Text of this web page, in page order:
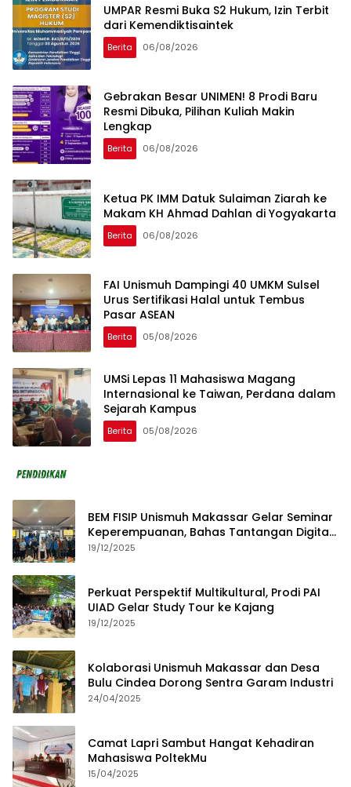
UMPAR Resmi Buka S2 Hukum, Izin Terbit
dari Kemendiktisaintek
Berita 06/08/2026
Gebrakan Besar UNIMEN! 8 Prodi Baru
Resmi Dibuka, Pilihan Kuliah Makin
Lengkap
Berita 06/08/2026
Ketua PK IMM Datuk Sulaiman Ziarah ke
Makam KH Ahmad Dahlan di Yogyakarta
Berita 06/08/2026
FAI Unismuh Dampingi 40 UMKM Sulsel
Urus Sertifikasi Halal untuk Tembus
Pasar ASEAN
Berita 05/08/2026
UMSi Lepas 11 Mahasiswa Magang
Internasional ke Taiwan, Perdana dalam
Sejarah Kampus
Berita 05/08/2026
BEM FISIP Unismuh Makassar Gelar Seminar
Keperempuanan, Bahas Tantangan Digital
dan Budaya Lokal
19/12/2025
Perkuat Perspektif Multikultural, Prodi PAI
UIAD Gelar Study Tour ke Kajang
19/12/2025
Kolaborasi Unismuh Makassar dan Desa
Bulu Cindea Dorong Sentra Garam Industri
24/04/2025
Camat Lapri Sambut Hangat Kehadiran
Mahasiswa PoltekMu
15/04/2025